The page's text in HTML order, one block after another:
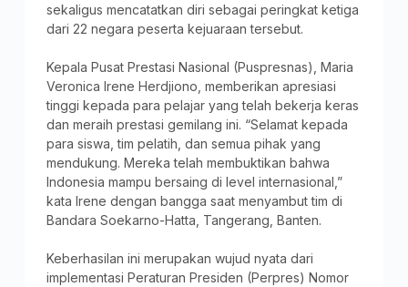
sekaligus mencatatkan diri sebagai peringkat ketiga
dari 22 negara peserta kejuaraan tersebut.
Kepala Pusat Prestasi Nasional (Puspresnas), Maria
Veronica Irene Herdjiono, memberikan apresiasi
tinggi kepada para pelajar yang telah bekerja keras
dan meraih prestasi gemilang ini. “Selamat kepada
para siswa, tim pelatih, dan semua pihak yang
mendukung. Mereka telah membuktikan bahwa
Indonesia mampu bersaing di level internasional,”
kata Irene dengan bangga saat menyambut tim di
Bandara Soekarno-Hatta, Tangerang, Banten.
Keberhasilan ini merupakan wujud nyata dari
implementasi Peraturan Presiden (Perpres) Nomor